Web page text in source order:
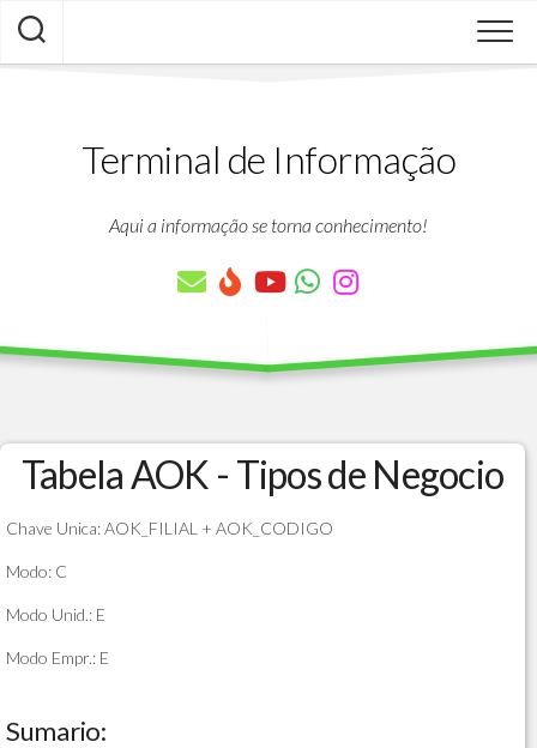
Skip
content
Terminal de Informação
Aqui a informação se torna conhecimento!
Tabela AOK - Tipos de Negocio
Chave Unica: AOK_FILIAL + AOK_CODIGO
Modo: C
Modo Unid.: E
Modo Empr.: E
Sumario: